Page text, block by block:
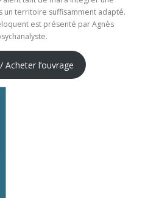
un territoire suffisamment adapté.
est présenté par Agnès
Acheter l’ouvrage